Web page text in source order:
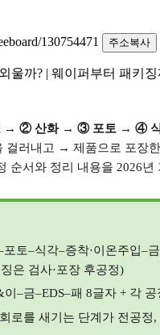
130754471
주소복사
→ ②산화→ ③ 포토 → ④
걸러내고 → 제품으로 포장
순서와 정리 내용을 2026년
포토–식각–증착·이온주입–
은 검사·포장 후공정)
이 –금–EDS–패 8글자 + 각 공
로를 새기는 단계가 전공정,